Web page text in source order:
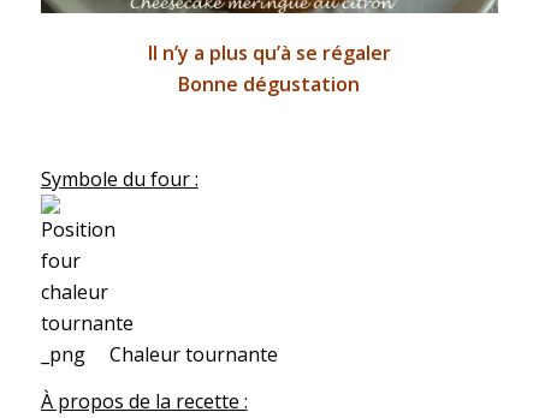
Il n’y a plus qu’à se régaler
Bonne dégustation
Symbole du four :
Chaleur tournante
À propos de la recette :